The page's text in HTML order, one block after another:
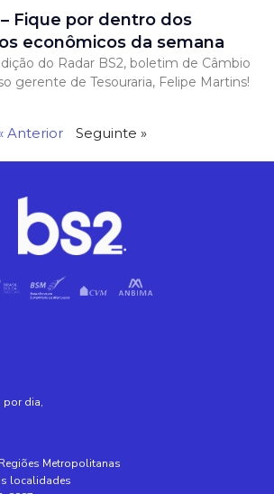
– Fique por dentro dos
econômicos da semana
do Radar BS2, boletim de Câmbio
gerente de Tesouraria, Felipe Martins!
Anterior Seguinte »
por dia,
Metropolitanas
localidades